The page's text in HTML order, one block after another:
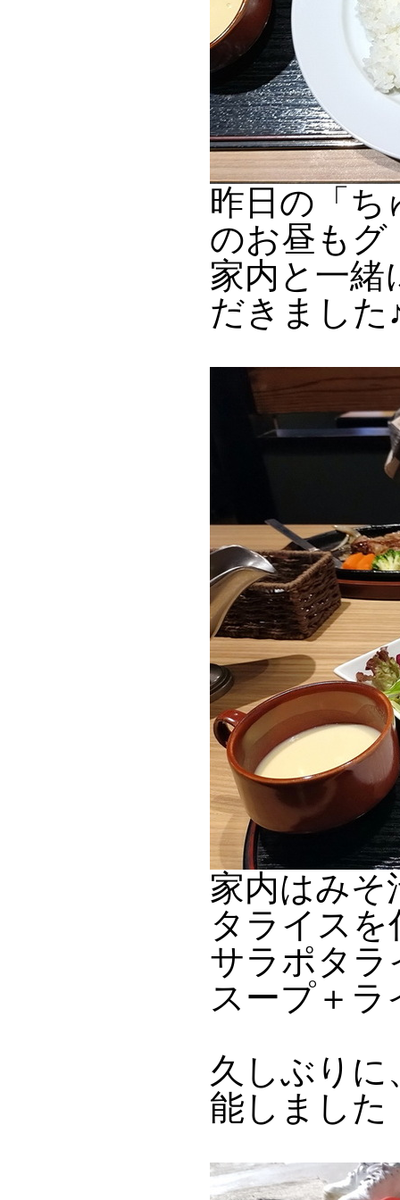
昨日の「ち
のお昼もグ
家内と一緒
だきました
家内はみそ
タライス
サラポタラ
スープ＋
久しぶりに
能しました